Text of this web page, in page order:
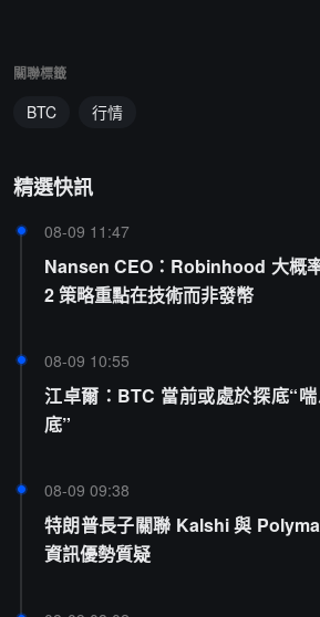
關聯標籤
BTC 行情
精選快訊
08-09 11:47
Nansen CEO：Robinhood 大概
2 策略重點在技術而非發幣
08-09 10:55
江卓爾：BTC 當前或處於探底“
底”
08-09 09:38
特朗普長子關聯 Kalshi 與
資訊優勢質疑